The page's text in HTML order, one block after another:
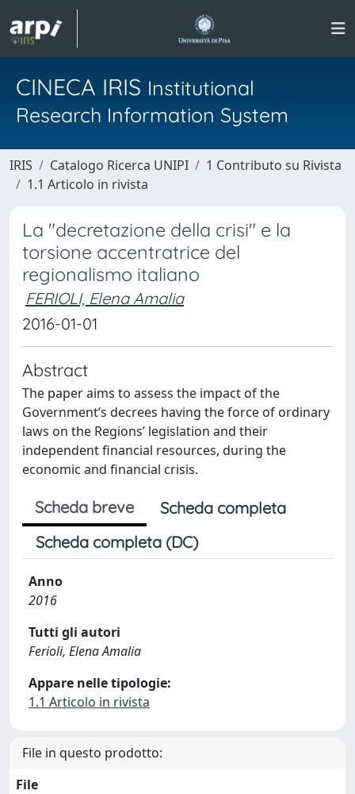
CINECA IRIS Institutional
Research Information System
IRIS Catalogo Ricerca UNIPI
1 Contributo su Rivista
1.1 Articolo in rivista
La "decretazione della crisi" e la
torsione accentratrice del
regionalismo italiano
FERIOLI, Elena Amalia
2016-01-01
Abstract
The paper aims to assess the impact of the
Government’s decrees having the force of ordinary
laws on the Regions’ legislation and their
independent financial resources, during the
economic and financial crisis.
Scheda breve
Scheda completa
Scheda completa (DC)
Anno
2016
Tutti gli autori
Ferioli, Elena Amalia
Appare nelle tipologie:
1.1 Articolo in rivista
File in questo prodotto:
File